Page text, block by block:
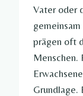
Vater oder
prägen oft
Menschen.
Grundlage.